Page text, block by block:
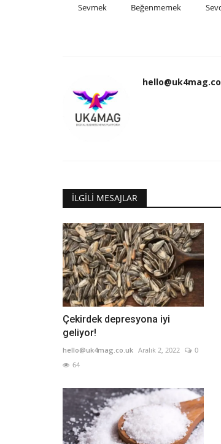
Sevmek Beğenmemek
İLGILI MESAJLAR
Çekirdek depresyona iyi
geliyor!
hello@uk4mag.co.uk Aralık 2, 2022
0
64